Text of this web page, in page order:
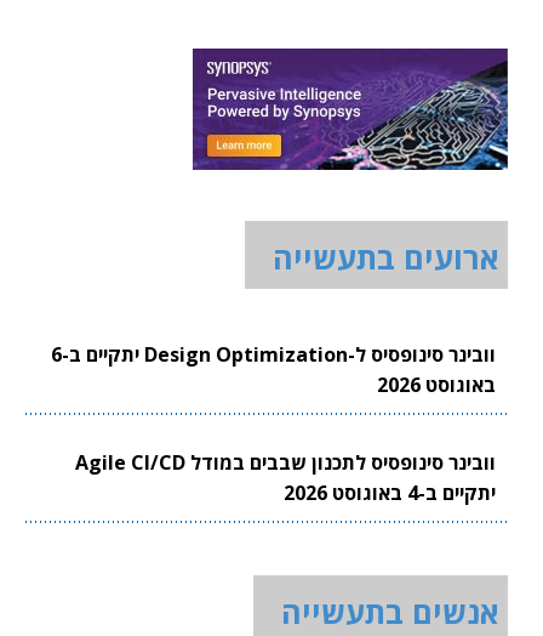
ארועים בתעשייה
וובינר סינופסיס ל-Design Optimization יתקיים ב-6
באוגוסט 2026
וובינר סינופסיס לתכנון שבבים במודל Agile CI/CD
יתקיים ב-4 באוגוסט 2026
אנשים בתעשייה